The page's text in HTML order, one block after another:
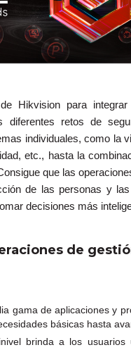
Hikvision para
diferentes retos de
individuales, como la
etc., hasta la
que las
de las personas y las
decisiones más
de
gama de aplicaciones y
básicas hasta
brinda a los usuarios